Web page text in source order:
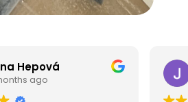
Jana Melicharova
5 months ago